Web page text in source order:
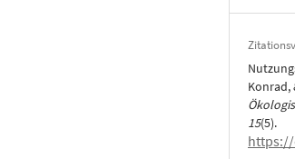
Konrad,
15(5).
https://